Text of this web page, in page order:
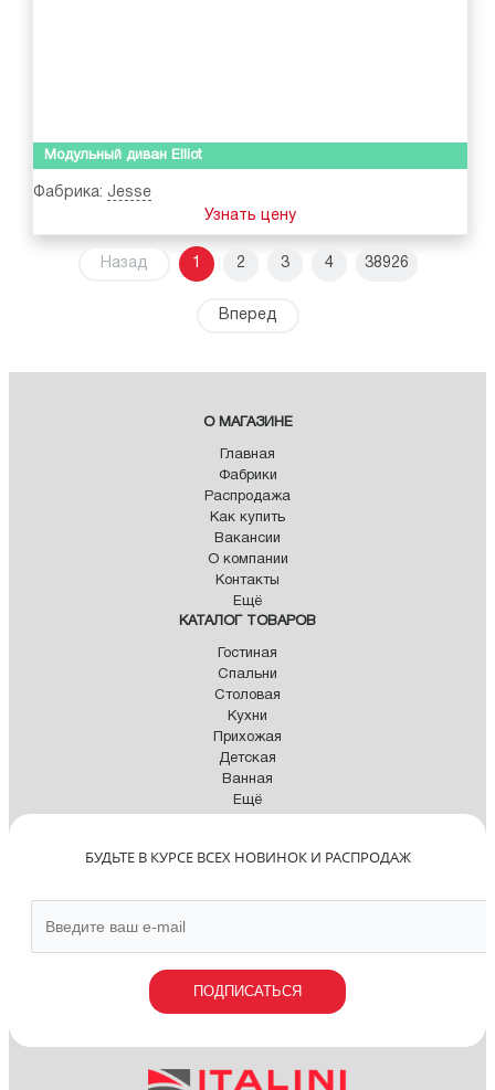
Модульный диван Elliot
Фабрика: Jesse
Узнать цену
Назад 1 2 3 4 38926
Вперед
О МАГАЗИНЕ
Главная
Фабрики
Распродажа
Как купить
Вакансии
О компании
Контакты
Ещё
КАТАЛОГ ТОВАРОВ
Гостиная
Спальни
Столовая
Кухни
Прихожая
Детская
Ванная
Ещё
БУДЬТЕ В КУРСЕ ВСЕХ НОВИНОК И РАСПРОДАЖ
ПОДПИСАТЬСЯ